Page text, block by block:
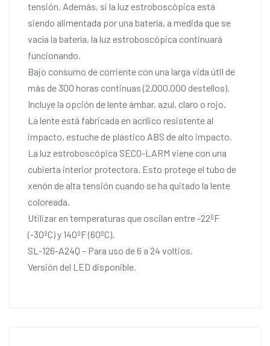
tensión. Además, si la luz estroboscópica está
siendo alimentada por una batería, a medida que se
vacía la batería, la luz estroboscópica continuará
funcionando.
Bajo consumo de corriente con una larga vida útil de
más de 300 horas continuas (2.000.000 destellos).
Incluye la opción de lente ámbar, azul, claro o rojo.
La lente está fabricada en acrílico resistente al
impacto, estuche de plástico ABS de alto impacto.
La luz estroboscópica SECO-LARM viene con una
cubierta interior protectora. Esto protege el tubo de
xenón de alta tensión cuando se ha quitado la lente
coloreada.
Utilizar en temperaturas que oscilan entre -22ºF
(-30ºC) y 140ºF (60ºC).
SL-126-A24Q – Para uso de 6 a 24 voltios.
Versión del LED disponible.